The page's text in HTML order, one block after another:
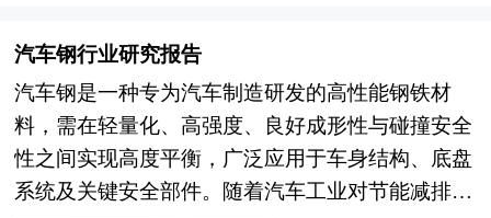
咨询报告由中研普华咨询公司领衔撰写，在大量周
密的市场调研基础上，主要依据了国家统计局、国
家商务部、国家发改委、国家经济信息中心、国务
院发展研究中心、国家海关总署、全国商业信息中
心、中国经济景气监测中心、中国行业研究网、全
国及海外相关报刊杂志的基础信息以及铁路运输服
争端来看，传统两轮车巨头、互联网出行平台、新
能源汽车企业跨界布局、以及海外品牌入华等多方
势力角逐，技术路线（锂电vs铅酸）、商业模式
（销售vs运营）、渠道形态（经销vs直营vs电商）
的创新与博弈日趋激烈。 本研究咨询报告由中研
同时，对集装箱行业进行细化分析，重点企业状况
等。报告中主要运用图表及表格方式，直观地阐明
了行业的经济类型构成、规模构成、经营效益比
较、供需状况等，是企业了解集装箱行业市场状况
必不可少的助手。在形式上，报告以丰富的数据和
制系统的深度融合，可根据路况实时调整动力分
性。 此外，它还需具备与性能定位匹配的智能座
舱与安全配置。大尺寸联动显示屏、AI语音交互等
数字化配置，既能营造科技感十足的驾驶氛围，也
能通过智能辅助驾驶系统，在激烈驾驶时提供必要
汽车钢行业研究报告
汽车钢是一种专为汽车制造研发的高性能钢铁材
料，需在轻量化、高强度、良好成形性与碰撞安全
性之间实现高度平衡，广泛应用于车身结构、底盘
系统及关键安全部件。随着汽车工业对节能减排与